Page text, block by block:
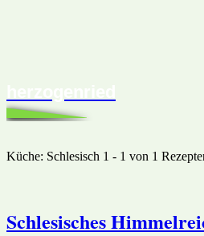
Küche: Schlesisch 1 - 1 von 1
Schlesisches